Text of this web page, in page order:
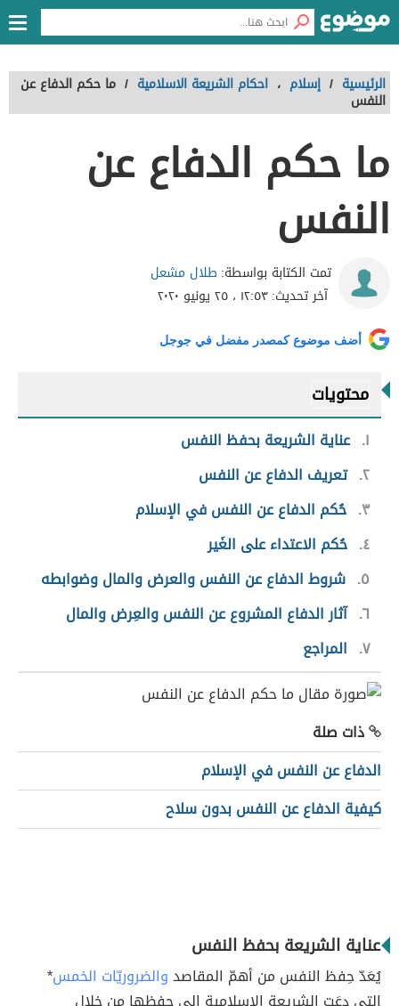
الرئيسية / إسلام ، احكام الشريعة الاسلامية / ما حكم الدفاع عن
النفس
ما حكم الدفاع عن
النفس
تمت الكتابة بواسطة: طلال مشعل
آخر تحديث:١٢:٥٣ ، ٢٥ يونيو ٢٠٢٠
أضف موضوع كمصدر مفضل في جوجل
محتويات
١ عناية الشريعة بحفظ النفس
٢ تعريف الدفاع عن النفس
٣ حُكم الدفاع عن النفس في الإسلام
٤ حُكم الاعتداء على الغَير
٥ شروط الدفاع عن النفس والعرض والمال وضوابطه
٦ آثار الدفاع المشروع عن النفس والعِرض والمال
٧ المراجع
ذات صلة
الدفاع عن النفس في الإسلام
كيفية الدفاع عن النفس بدون سلاح
عناية الشريعة بحفظ النفس
يُعَدّ حِفظ النفس من أهمّ المقاصدوالضروريّات الخمس*